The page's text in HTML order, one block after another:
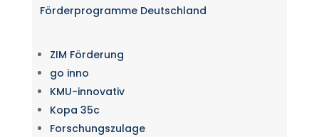
Förderprogramme Deutschland
ZIM Förderung
go inno
KMU-innovativ
Kopa 35c
Forschungszulage